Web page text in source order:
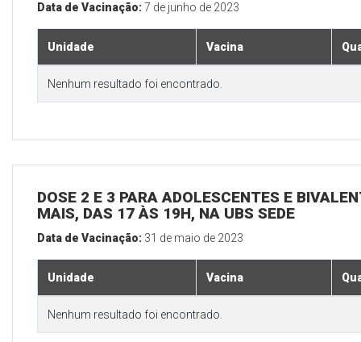
Data de Vacinação:7 de junho de 2023
Unidade Vacina
Nenhum resultado foi encontrado.
DOSE 2 E 3 PARA ADOLESCENTES E
MAIS, DAS 17 ÀS 19H, NA UBS SEDE
Data de Vacinação: 31 de maio de 2023
Unidade Vacina
Nenhum resultado foi encontrado.